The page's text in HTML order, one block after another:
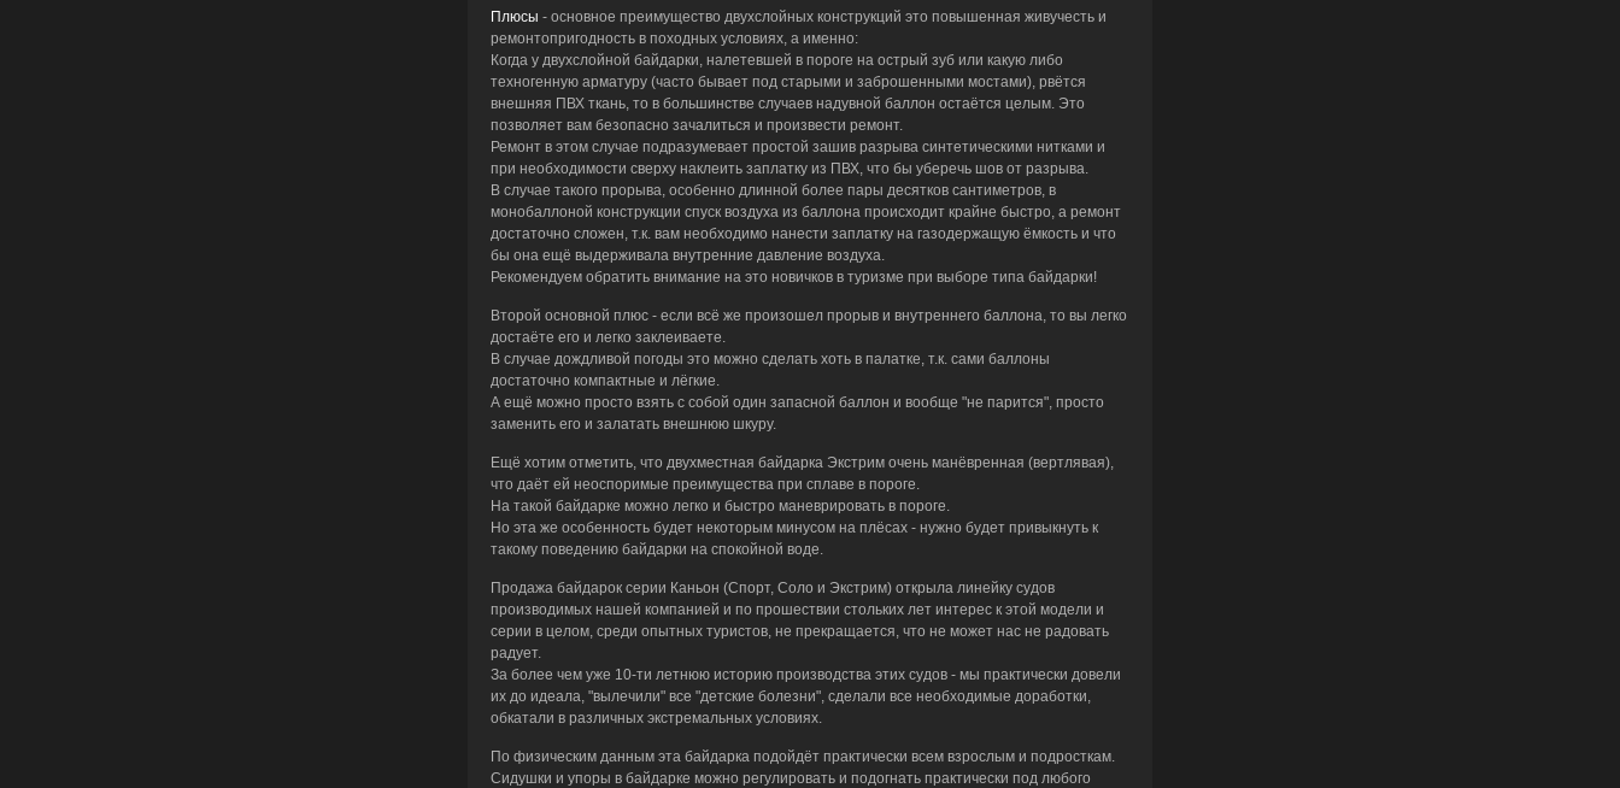
Плюсы - основное преимущество двухслойных конструкций это повышенная живучесть и
ремонтопригодность в походных условиях, а именно:
Когда у двухслойной байдарки, налетевшей в пороге на острый зуб или какую либо
техногенную арматуру (часто бывает под старыми и заброшенными мостами), рвётся
внешняя ПВХ ткань, то в большинстве случаев надувной баллон остаётся целым. Это
позволяет вам безопасно зачалиться и произвести ремонт.
Ремонт в этом случае подразумевает простой зашив разрыва синтетическими нитками и
при необходимости сверху наклеить заплатку из ПВХ, что бы уберечь шов от разрыва.
В случае такого прорыва, особенно длинной более пары десятков сантиметров, в
монобаллоной конструкции спуск воздуха из баллона происходит крайне быстро, а ремонт
достаточно сложен, т.к. вам необходимо нанести заплатку на газодержащую ёмкость и что
бы она ещё выдерживала внутренние давление воздуха.
Рекомендуем обратить внимание на это новичков в туризме при выборе типа байдарки!
Второй основной плюс - если всё же произошел прорыв и внутреннего баллона, то вы легко
достаёте его и легко заклеиваете.
В случае дождливой погоды это можно сделать хоть в палатке, т.к. сами баллоны
достаточно компактные и лёгкие.
А ещё можно просто взять с собой один запасной баллон и вообще "не парится", просто
заменить его и залатать внешнюю шкуру.
Ещё хотим отметить, что двухместная байдарка Экстрим очень манёвренная (вертлявая),
что даёт ей неоспоримые преимущества при сплаве в пороге.
На такой байдарке можно легко и быстро маневрировать в пороге.
Но эта же особенность будет некоторым минусом на плёсах - нужно будет привыкнуть к
такому поведению байдарки на спокойной воде.
Продажа байдарок серии Каньон (Спорт, Соло и Экстрим) открыла линейку судов
производимых нашей компанией и по прошествии стольких лет интерес к этой модели и
серии в целом, среди опытных туристов, не прекращается, что не может нас не радовать
радует.
За более чем уже 10-ти летнюю историю производства этих судов - мы практически довели
их до идеала, "вылечили" все "детские болезни", сделали все необходимые доработки,
обкатали в различных экстремальных условиях.
По физическим данным эта байдарка подойдёт практически всем взрослым и подросткам.
Сидушки и упоры в байдарке можно регулировать и подогнать практически под любого